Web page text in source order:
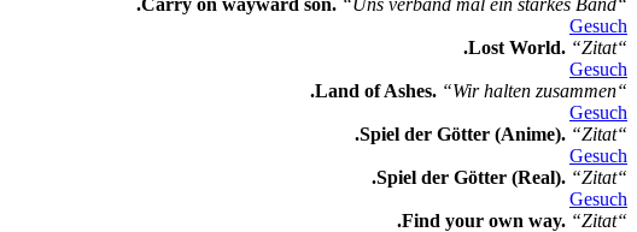
Gesuch
.Lost World. “Zitat“
Gesuch
.Land of Ashes. “Wir halten zusammen“
Gesuch
.Spiel der Götter (Anime). “Zitat“
Gesuch
.Spiel der Götter (Real). “Zitat“
Gesuch
.Find your own way. “Zitat“